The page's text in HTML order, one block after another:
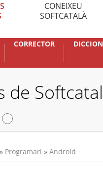
CONEIXEU
SOFTCATALÀ
CORRECTOR
de
» Programari » Android